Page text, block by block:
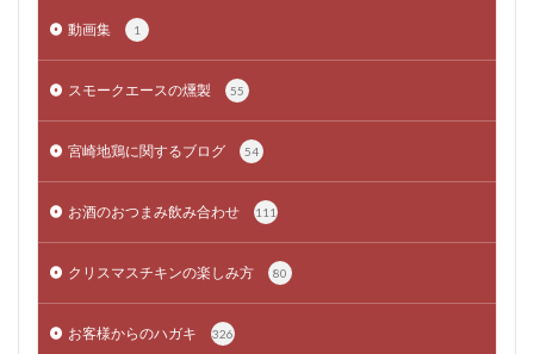
動画集 1
スモークエースの燻製 55
宮崎地鶏に関するブログ 54
お酒のおつまみ飲み合わせ 111
クリスマスチキンの楽しみ方 80
お客様からのハガキ 326